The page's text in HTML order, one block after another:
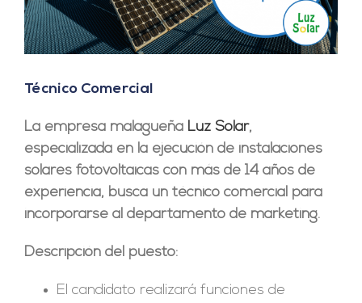
Técnico Comercial
La empresamalagueña Luz Solar,
especializada en la ejecución de instalaciones
solares fotovoltaicas con más de 14 años de
experiencia, busca un técnico comercial para
incorporarse al departamento de marketing.
Descripción del puesto:
El candidato realizará funciones de